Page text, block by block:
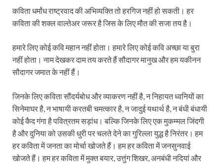
कविता धर्मांध राष्ट्रवाद की अभिव्यक्ति तो हरगिज नहीं हो सकती। हर
कविता की शक्ल वाल्तेअर जरूर है जिस के लिए मौत की सजा तय है।
हमारे लिए कोई कवि महान नहीं होता। हमारे लिए कोई कवि अच्छा या बुरा
नहीं होता। नाम देखकर दाम तय करते हैं सौदागर मानुख और हम यकीनन
सौदागर जमात के नहीं हैं।
जिनके लिए कविता सौंदर्यबोध और व्याकरण नहीं है, न निहायत ध्वनियों का
सिनेमाघर है, न भाषायी करतबी चमत्कार है, न जादुई यथार्थ है, न बंधी बंधायी
कोई कैद गंगा है पवित्रतम सड़ांध। बल्कि जिनके लिए एक मुकम्मल जिंदगी
है और दुनिया को उसकी धुरी पर चलते देने का गुरिल्ला युद्ध है निरंतर। हम
हर कविता में जनता का मोर्चा खोजते हैं। हम हर कविता में जनसुनवाई
खोजते हैं। हम हर कविता में मुक्त बयार, उत्तुंग शिखर, अनबंधी नदियां और